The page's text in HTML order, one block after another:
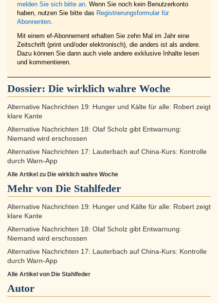
melden Sie sich bitte an. Wenn Sie noch kein Benutzerkonto
haben, nutzen Sie bitte das Registrierungsformular für
Abonnenten.
Mit einem ef-Abonnement erhalten Sie zehn Mal im Jahr eine
Zeitschrift (print und/oder elektronisch), die anders ist als andere.
Dazu können Sie dann auch viele andere exklusive Inhalte lesen
und kommentieren.
Dossier: Die wirklich wahre Woche
Alternative Nachrichten 19: Hunger und Kälte für alle: Robert zeigt
klare Kante
Alternative Nachrichten 18: Olaf Scholz gibt Entwarnung:
Niemand wird erschossen
Alternative Nachrichten 17: Lauterbach auf China-Kurs: Kontrolle
durch Warn-App
Alle Artikel zu Die wirklich wahre Woche
Mehr von Die Stahlfeder
Alternative Nachrichten 19: Hunger und Kälte für alle: Robert zeigt
klare Kante
Alternative Nachrichten 18: Olaf Scholz gibt Entwarnung:
Niemand wird erschossen
Alternative Nachrichten 17: Lauterbach auf China-Kurs: Kontrolle
durch Warn-App
Alle Artikel von Die Stahlfeder
Autor